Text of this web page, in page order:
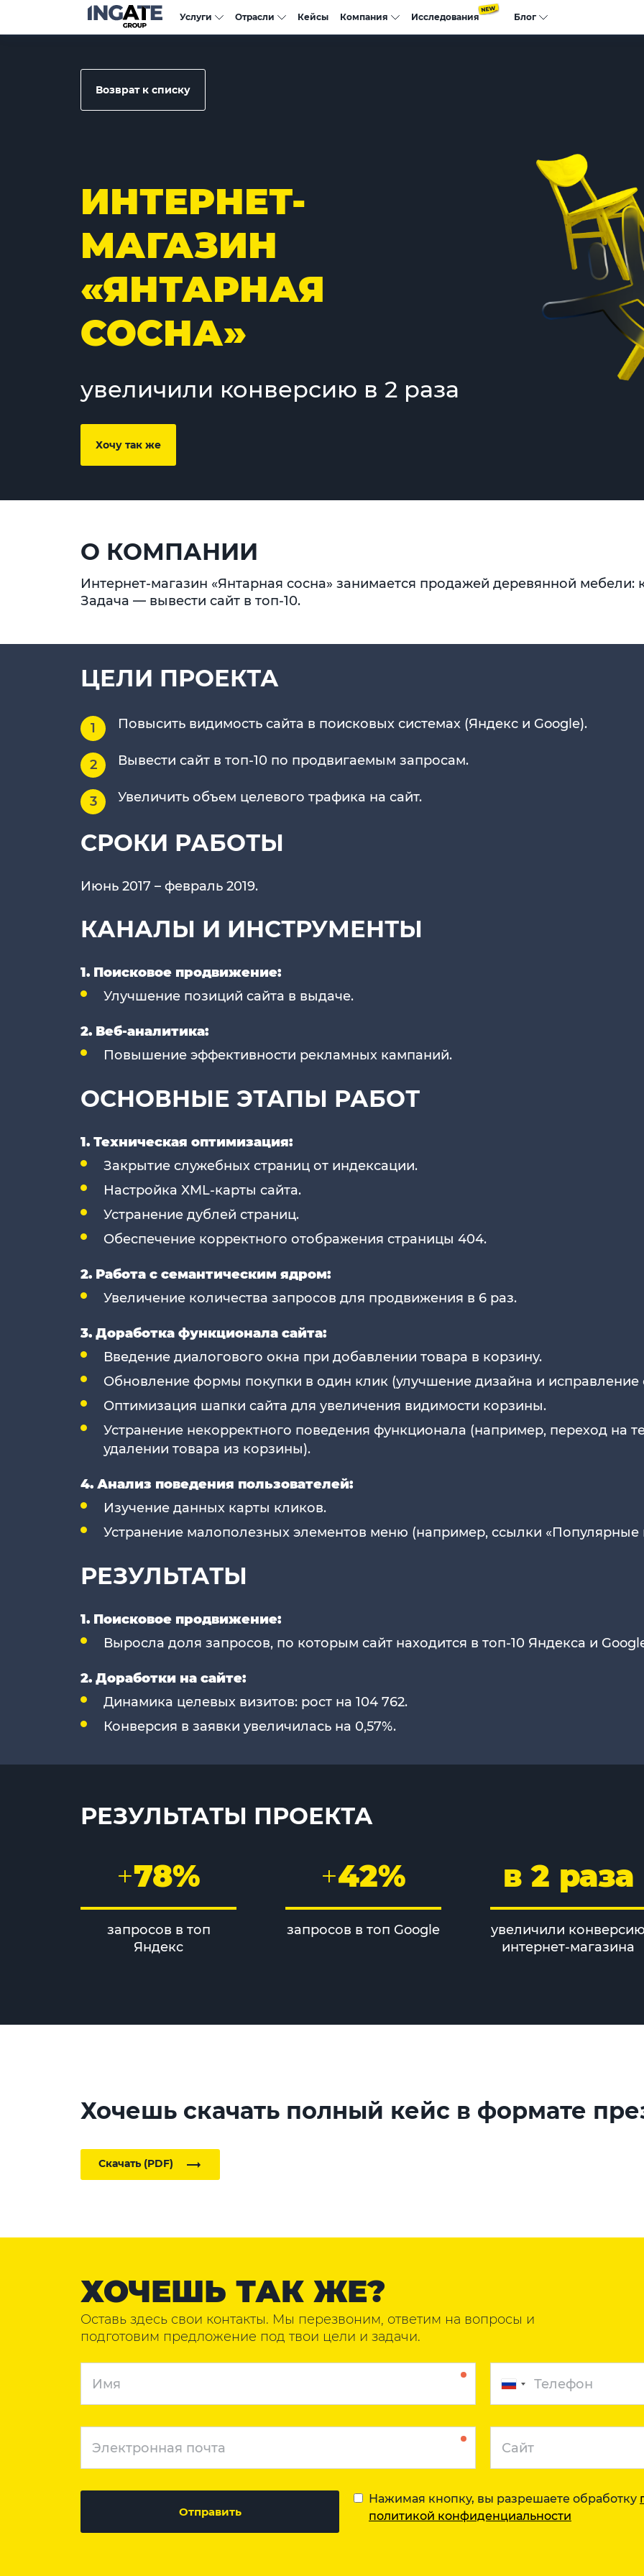
Услуги Отрасли Кейсы Компания Исследования Блог
Возврат к списку
ИНТЕРНЕТ-
МАГАЗИН
«ЯНТАРНАЯ
СОСНА»
увеличили конверсию в 2 раза
Хочу так же
О КОМПАНИИ
Интернет-магазин «Янтарная сосна» занимается продажей деревянной мебели:
Задача — вывести сайт в топ-10.
ЦЕЛИ ПРОЕКТА
Повысить видимость сайта в поисковых системах (Яндекс и Google).
Вывести сайт в топ-10 по продвигаемым запросам.
Увеличить объем целевого трафика на сайт.
СРОКИ РАБОТЫ
Июнь 2017 – февраль 2019.
КАНАЛЫ И ИНСТРУМЕНТЫ
1. Поисковое продвижение:
Улучшение позиций сайта в выдаче.
2. Веб-аналитика:
Повышение эффективности рекламных кампаний.
ОСНОВНЫЕ ЭТАПЫ РАБОТ
1. Техническая оптимизация:
Закрытие служебных страниц от индексации.
Настройка XML-карты сайта.
Устранение дублей страниц.
Обеспечение корректного отображения страницы 404.
2. Работа с семантическим ядром:
Увеличение количества запросов для продвижения в 6 раз.
3. Доработка функционала сайта:
Введение диалогового окна при добавлении товара в корзину.
Обновление формы покупки в один клик (улучшение дизайна и
Оптимизация шапки сайта для увеличения видимости корзины.
Устранение некорректного поведения функционала (например, переход на
удалении товара из корзины).
4. Анализ поведения пользователей:
Изучение данных карты кликов.
Устранение малополезных элементов меню (например, ссылки «Популярные
РЕЗУЛЬТАТЫ
1. Поисковое продвижение:
Выросла доля запросов, по которым сайт находится в топ-10 Яндекса и
2. Доработки на сайте:
Динамика целевых визитов: рост на 104 762.
Конверсия в заявки увеличилась на 0,57%.
РЕЗУЛЬТАТЫ ПРОЕКТА
+78%
запросов в топ
Яндекс
+42%
запросов в топ Google
в 2 раза
увеличили
интернет-магазина
Хочешь скачать полный кейс в формате
Скачать (PDF)
ХОЧЕШЬ ТАК ЖЕ?
Оставь здесь свои контакты. Мы перезвоним, ответим на вопросы и
подготовим предложение под твои цели и задачи.
Отправить
Нажимая кнопку, вы разрешаете обработку
политикой конфиденциальности